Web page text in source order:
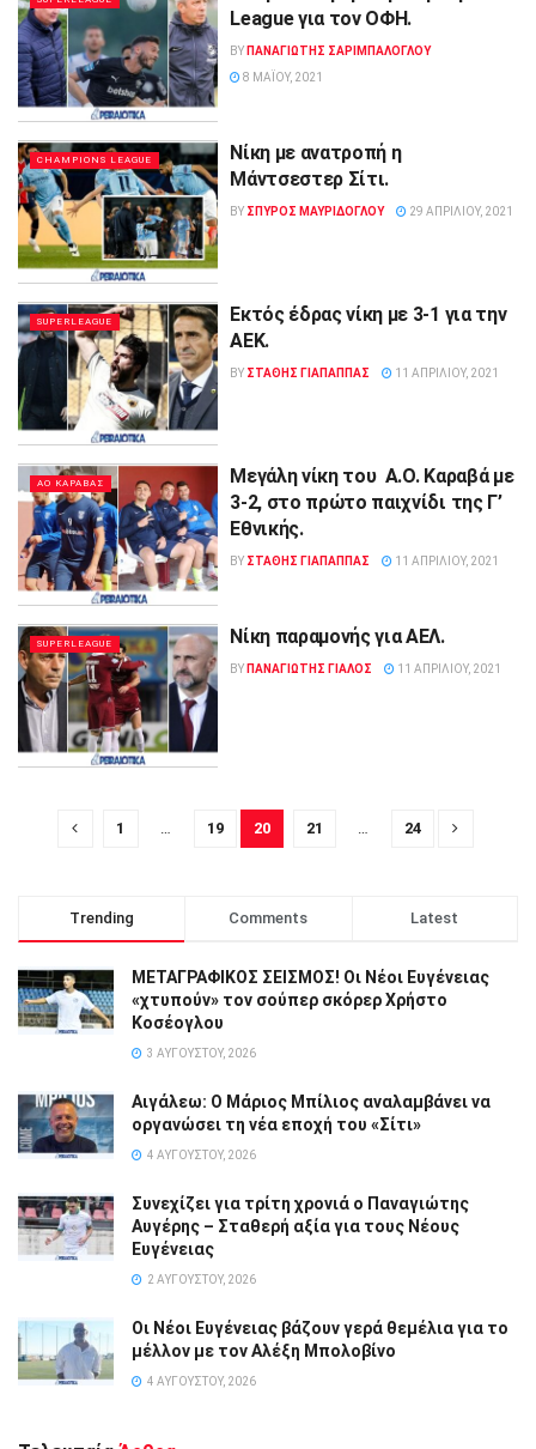
League για τον ΟΦΗ.
BY ΠΑΝΑΓΙΏΤΗΣ ΣΑΡΙΜΠΆΛΟΓΛΟΥ
8 ΜΑΪ́ΟΥ, 2021
CHAMPIONS LEAGUE
Νίκη με ανατροπή η
Μάντσεστερ Σίτι.
BY ΣΠΥΡΟΣ ΜΑΥΡΙΔΟΓΛΟΥ 29 ΑΠΡΙΛΊΟΥ, 2021
SUPERLEAGUE
Εκτός έδρας νίκη με 3-1 για την
ΑΕΚ.
BY ΣΤΑΘΗΣ ΓΊΑΠΑΠΠΑΣ 11 ΑΠΡΙΛΊΟΥ, 2021
ΑΟ ΚΑΡΑΒΑΣ
Μεγάλη νίκη του Α.Ο. Καραβά με
3-2, στο πρώτο παιχνίδι της Γ’
Εθνικής.
BY ΣΤΑΘΗΣ ΓΊΑΠΑΠΠΑΣ 11 ΑΠΡΙΛΊΟΥ, 2021
SUPERLEAGUE Νίκη παραμονής για ΑΕΛ.
BY ΠΑΝΑΓΙΩΤΗΣ ΓΙΑΛΟΣ 11 ΑΠΡΙΛΊΟΥ, 2021
1 19 20 21 24
Trending Comments Latest
ΜΕΤΑΓΡΑΦΙΚΟΣ ΣΕΙΣΜΟΣ! Οι Νέοι Ευγένειας
«χτυπούν» τον σούπερ σκόρερ Χρήστο
Κοσέογλου
3 ΑΥΓΟΎΣΤΟΥ, 2026
Αιγάλεω: Ο Μάριος Μπίλιος αναλαμβάνει να
οργανώσει τη νέα εποχή του «Σίτι»
4 ΑΥΓΟΎΣΤΟΥ, 2026
Συνεχίζει για τρίτη χρονιά ο Παναγιώτης
Αυγέρης – Σταθερή αξία για τους Νέους
Ευγένειας
2 ΑΥΓΟΎΣΤΟΥ, 2026
Οι Νέοι Ευγένειας βάζουν γερά θεμέλια για το
μέλλον με τον Αλέξη Μπολοβίνο
4 ΑΥΓΟΎΣΤΟΥ, 2026